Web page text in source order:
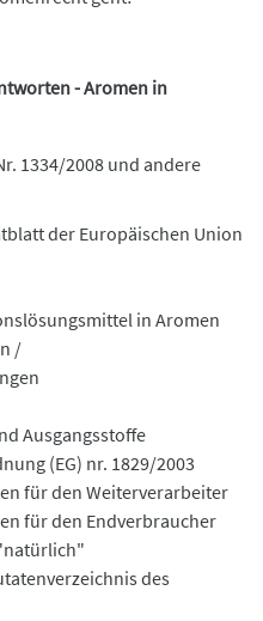
- Aromen in
1334/2008 und andere
der Europäischen Union
in Aromen
/
Ausgangsstoffe
(EG) nr. 1829/2003
für den Weiterverarbeiter
für den Endverbraucher
des